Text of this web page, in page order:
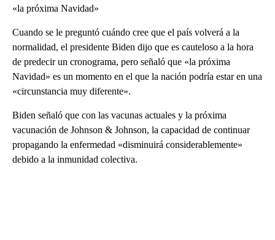
«la próxima Navidad»
Cuando se le preguntó cuándo cree que el país volverá a la
normalidad, el presidente Biden dijo que es cauteloso a la hora
de predecir un cronograma, pero señaló que «la próxima
Navidad» es un momento en el que la nación podría estar en una
«circunstancia muy diferente».
Biden señaló que con las vacunas actuales y la próxima
vacunación de Johnson & Johnson, la capacidad de continuar
propagando la enfermedad «disminuirá considerablemente»
debido a la inmunidad colectiva.